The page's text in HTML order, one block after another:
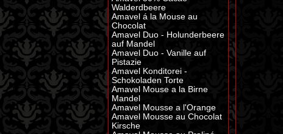
Walderdbeere
Amavel á la Mouse au
Chocolat
Amavel Duo - Holunderbeere
auf Mandel
Amavel Duo - Vanille auf
Pistazie
Amavel Konditorei -
Schokoladen Torte
Amavel Mouse a la Birne
Mandel
Amavel Mousse a l'Orange
Amavel Mousse au Chocolat
Kirsche